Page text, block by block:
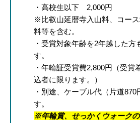
・高校生以下 2,000円
※比叡山延暦寺入山料、コー
料等を含む。
・受賞対象年齢を2年越した方
す。
・年輪証受賞費2,800円（受賞
込者に限ります。）
・別途、ケーブル代（片道870
す。
※年輪賞、せっかくウォーク